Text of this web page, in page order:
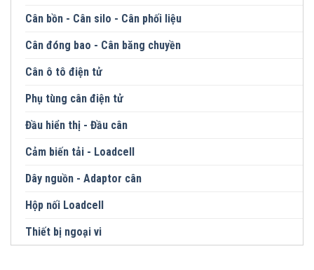
Cân bồn - Cân silo - Cân phối liệu
Cân đóng bao - Cân băng chuyền
Cân ô tô điện tử
Phụ tùng cân điện tử
Đầu hiển thị - Đầu cân
Cảm biến tải - Loadcell
Dây nguồn - Adaptor cân
Hộp nối Loadcell
Thiết bị ngoại vi